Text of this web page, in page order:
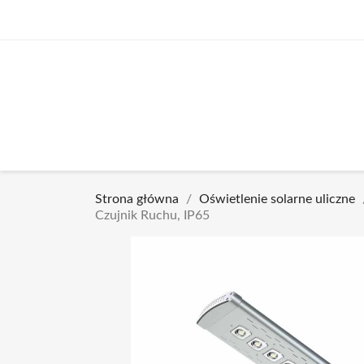
Strona główna
Oświetlenie solarne uliczne
Czujnik Ruchu, IP65